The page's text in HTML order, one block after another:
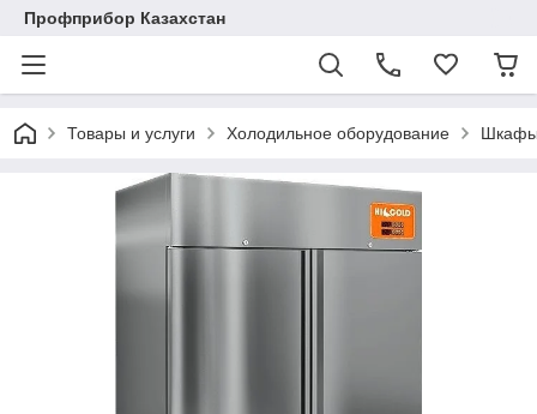
Профприбор Казахстан
Товары и услуги Холодильное оборудование Шкафы